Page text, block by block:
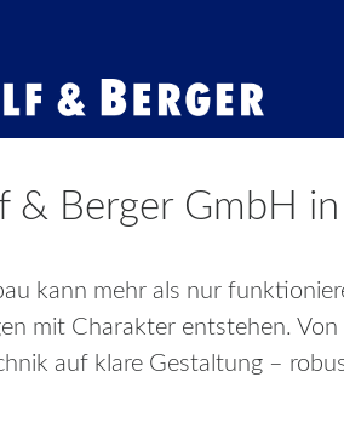
& Berger GmbH
kann mehr als nur
mit Charakter entstehen.
auf klare Gestaltung –